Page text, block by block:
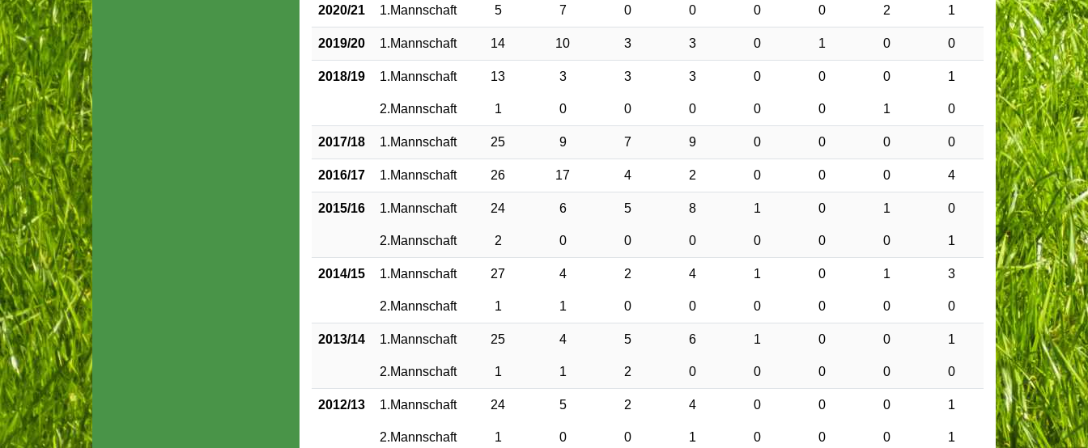
2020/21 1.Mannschaft 5 7 0 0 0 0 2 1
2019/20 1.Mannschaft 14 10 3 3 0 1 0 0
2018/19 1.Mannschaft 13 3 3 3 0 0 0 1
2.Mannschaft 1 0 0 0 0 0 1 0
2017/18 1.Mannschaft 25 9 7 9 0 0 0 0
2016/17 1.Mannschaft 26 17 4 2 0 0 0 4
2015/16 1.Mannschaft 24 6 5 8 1 0 1 0
2.Mannschaft 2 0 0 0 0 0 0 1
2014/15 1.Mannschaft 27 4 2 4 1 0 1 3
2.Mannschaft 1 1 0 0 0 0 0 0
2013/14 1.Mannschaft 25 4 5 6 1 0 0 1
2.Mannschaft 1 1 2 0 0 0 0 0
2012/13 1.Mannschaft 24 5 2 4 0 0 0 1
2.Mannschaft 1 0 0 1 0 0 0 1